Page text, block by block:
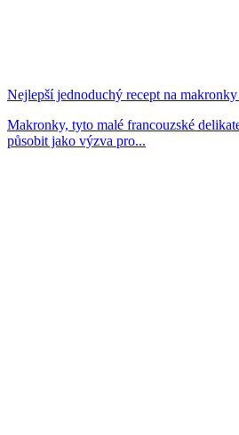
Nejlepší jednoduchý recept na
Makronky, tyto malé francouzské
působit jako výzva pro...